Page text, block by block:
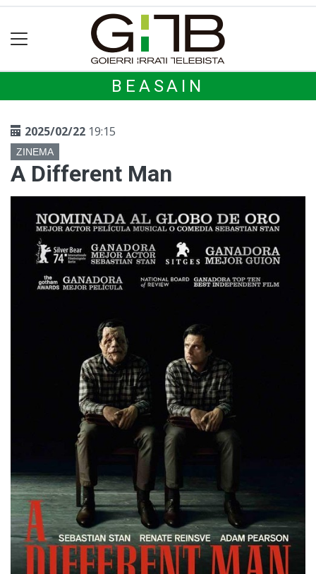
BEASAIN
2025/02/22 19:15
ZINEMA
A Different Man